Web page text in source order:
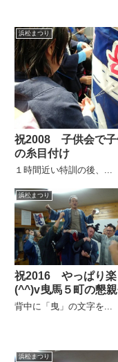
浜松まつり
祝2008 子供会で子
の糸目付け
１時間近い特訓の後、...
浜松まつり
祝2016 やっぱり楽
(^^)v曳馬５町の懇親
背中に「曳」の文字を...
浜松まつり